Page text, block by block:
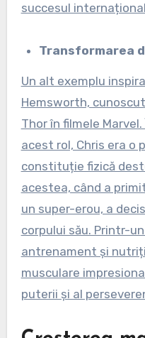
succesul
Transformarea
Un alt exemplu
Hemsworth,
Thor în filmele
acest rol, Chris era o
constituție fizică
acestea, când a
un super-erou, a
corpului său. Printr-
antrenament și
musculare
puterii și al